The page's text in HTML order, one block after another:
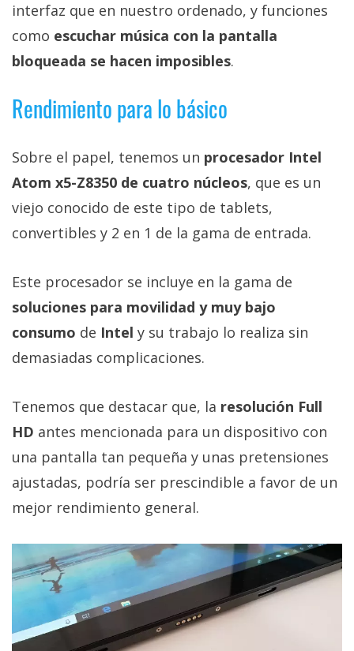
interfaz que en nuestro ordenado, y funciones
como escuchar música con la pantalla
bloqueada se hacen imposibles.
Rendimiento para lo básico
Sobre el papel, tenemos un procesador Intel
Atom x5-Z8350 de cuatro núcleos, que es un
viejo conocido de este tipo de tablets,
convertibles y 2 en 1 de la gama de entrada.
Este procesador se incluye en la gama de
soluciones para movilidad y muy bajo
consumo de Intel y su trabajo lo realiza sin
demasiadas complicaciones.
Tenemos que destacar que, la resolución Full
HD antes mencionada para un dispositivo con
una pantalla tan pequeña y unas pretensiones
ajustadas, podría ser prescindible a favor de un
mejor rendimiento general.